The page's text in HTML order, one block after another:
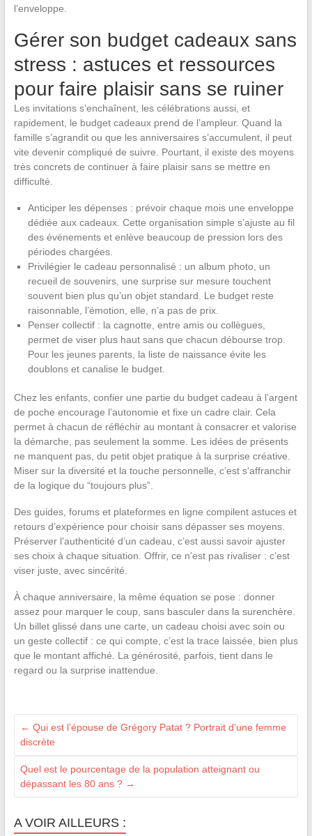
l’enveloppe.
Gérer son budget cadeaux sans
stress : astuces et ressources
pour faire plaisir sans se ruiner
Les invitations s’enchaînent, les célébrations aussi, et
rapidement, le budget cadeaux prend de l’ampleur. Quand la
famille s’agrandit ou que les anniversaires s’accumulent, il peut
vite devenir compliqué de suivre. Pourtant, il existe des moyens
très concrets de continuer à faire plaisir sans se mettre en
difficulté.
Anticiper les dépenses : prévoir chaque mois une enveloppe
dédiée aux cadeaux. Cette organisation simple s’ajuste au fil
des événements et enlève beaucoup de pression lors des
périodes chargées.
Privilégier le cadeau personnalisé : un album photo, un
recueil de souvenirs, une surprise sur mesure touchent
souvent bien plus qu’un objet standard. Le budget reste
raisonnable, l’émotion, elle, n’a pas de prix.
Penser collectif : la cagnotte, entre amis ou collègues,
permet de viser plus haut sans que chacun débourse trop.
Pour les jeunes parents, la liste de naissance évite les
doublons et canalise le budget.
Chez les enfants, confier une partie du budget cadeau à l’argent
de poche encourage l’autonomie et fixe un cadre clair. Cela
permet à chacun de réfléchir au montant à consacrer et valorise
la démarche, pas seulement la somme. Les idées de présents
ne manquent pas, du petit objet pratique à la surprise créative.
Miser sur la diversité et la touche personnelle, c’est s’affranchir
de la logique du “toujours plus”.
Des guides, forums et plateformes en ligne compilent astuces et
retours d’expérience pour choisir sans dépasser ses moyens.
Préserver l’authenticité d’un cadeau, c’est aussi savoir ajuster
ses choix à chaque situation. Offrir, ce n’est pas rivaliser : c’est
viser juste, avec sincérité.
À chaque anniversaire, la même équation se pose : donner
assez pour marquer le coup, sans basculer dans la surenchère.
Un billet glissé dans une carte, un cadeau choisi avec soin ou
un geste collectif : ce qui compte, c’est la trace laissée, bien plus
que le montant affiché. La générosité, parfois, tient dans le
regard ou la surprise inattendue.
← Qui est l’épouse de Grégory Patat ? Portrait d’une femme
discrète
Quel est le pourcentage de la population atteignant ou
dépassant les 80 ans ? →
A VOIR AILLEURS :